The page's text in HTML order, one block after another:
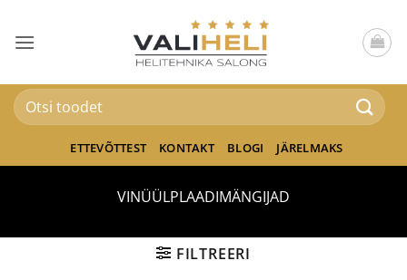
content
Otsi:
ETTEVÕTTEST KONTAKT BLOGI JÄRELMAKS
VINÜÜLPLAADIMÄNGIJAD
FILTREERI